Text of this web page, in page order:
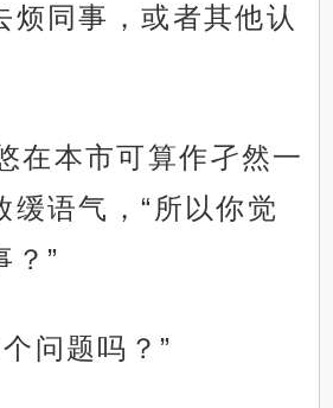
烦同事，或者其他认
在本市可算作孑然一
缓语气，“所以你觉
？”
问题吗？”